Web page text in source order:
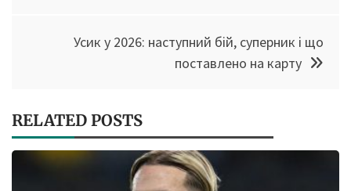
Усик у 2026: наступний бій, суперник і що
поставлено на карту
RELATED POSTS